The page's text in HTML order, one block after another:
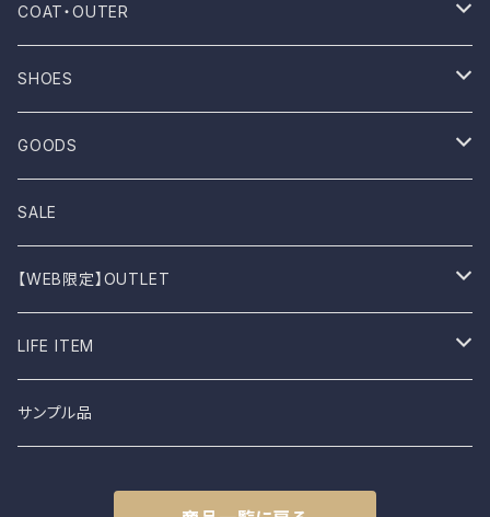
NOVESTA
ROTOTO
UES
Dansko
BIRKEN STOCK
shimaai
NAPRON
Shirt
No sleeve
One-piece
Parkar
Knit
Sweatshirt
Vest
Pants
Skirts
COAT・OUTER
Coat
Outer
Jacket
SHOES
Sneakers
Sandal
Boots
GOODS
Bag
Stall
Socks
Cap
SALE
【WEB限定】OUTLET
B品
LIFE ITEM
食器
サンプル品